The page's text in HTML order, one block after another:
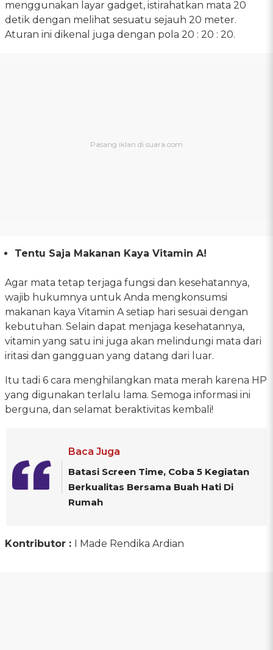
menggunakan layar gadget, istirahatkan mata 20
detik dengan melihat sesuatu sejauh 20 meter.
Aturan ini dikenal juga dengan pola 20 : 20 : 20.
Tentu Saja Makanan Kaya Vitamin A!
Agar mata tetap terjaga fungsi dan kesehatannya,
wajib hukumnya untuk Anda mengkonsumsi
makanan kaya Vitamin A setiap hari sesuai dengan
kebutuhan. Selain dapat menjaga kesehatannya,
vitamin yang satu ini juga akan melindungi mata dari
iritasi dan gangguan yang datang dari luar.
Itu tadi 6 cara menghilangkan mata merah karena HP
yang digunakan terlalu lama. Semoga informasi ini
berguna, dan selamat beraktivitas kembali!
Baca Juga
Batasi Screen Time, Coba 5 Kegiatan
Berkualitas Bersama Buah Hati Di
Rumah
Kontributor : I Made Rendika Ardian